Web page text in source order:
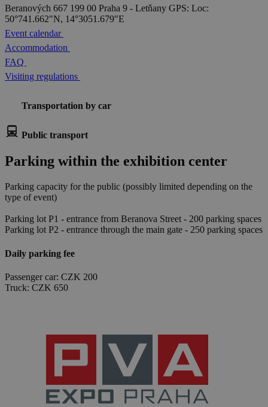
Beranových 667 199 00 Praha 9 - Letňany GPS: Loc:
50°741.662"N, 14°3051.679"E
Event calendar
Accommodation
FAQ
Visiting regulations
Transportation by car
Public transport
Parking within the exhibition center
Parking capacity for the public (possibly limited depending on the
type of event)
Parking lot P1 - entrance from Beranova Street - 200 parking spaces
Parking lot P2 - entrance through the main gate - 250 parking spaces
Daily parking fee
Passenger car: CZK 200
Truck: CZK 650